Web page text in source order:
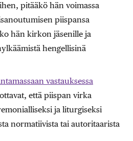
pitääkö hän voimassa
piispansa
hän kirkon jäsenille ja
hengellisinä
vastauksessa
että piispan virka
ja liturgiseksi
normatiivista tai autoritaarista